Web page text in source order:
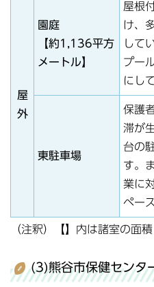
屋
外
園庭
【約1,136平方
メートル】
屋根
け、
して
プー
にし
東駐車場
保護
滞が
台の
す。
業に
ペー
（注釈）【】内は諸室の面積
(3)熊谷市保健センタ